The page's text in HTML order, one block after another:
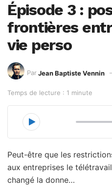
Épisode 3 :
frontières
vie perso
Par Jean Baptiste Vennin
Temps de lecture : 1 minute
Peut-être que les
aux entreprises le
changé la donne…